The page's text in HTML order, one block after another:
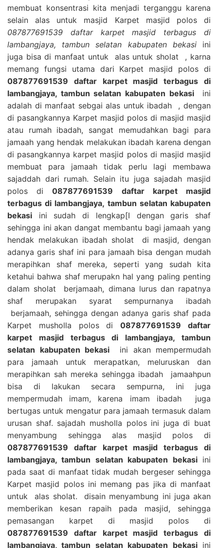
membuat konsentrasi kita menjadi terganggu karena
selain alas untuk masjid Karpet masjid polos di
087877691539 daftar karpet masjid terbagus di
lambangjaya, tambun selatan kabupaten bekasiini
juga bisa di manfaat untuk alas untuk sholat , karna
memang fungsi utama dari Karpet masjid polos di
087877691539 daftar karpet masjid terbagus di
lambangjaya, tambun selatan kabupaten bekasiini
adalah di manfaat sebgai alas untuk ibadah , dengan
di pasangkannya Karpet masjid polos di masjid masjid
atau rumah ibadah, sangat memudahkan bagi para
jamaah yang hendak melakukan ibadah karena dengan
di pasangkannya karpet masjid polos di masjid masjid
membuat para jamaah tidak perlu lagi membawa
sajaddah dari rumah. Selain itu juga sajadah masjid
polos di087877691539 daftar karpet masjid
terbagus di lambangjaya, tambun selatan kabupaten
bekasi ini sudah di lengkap[I dengan garis shaf
sehingga ini akan dangat membantu bagi jamaah yang
hendak melakukan ibadah sholat di masjid, dengan
adanya garis shaf ini para jamaah bisa dengan mudah
merapihkan shaf mereka, seperti yang sudah kita
ketahui bahwa shaf merupakn hal yang paling penting
dalam sholat berjamaah, dimana lurus dan rapatnya
shaf merupakan syarat sempurnanya ibadah
berjamaah, sehingga dengan adanya garis shaf pada
Karpet musholla polos di087877691539 daftar
karpet masjid terbagus di lambangjaya, tambun
selatan kabupaten bekasi ini akan mempermudah
para jamaah untuk merapatkan, meluruskan dan
merapihkan sah mereka sehingga ibadah jamaahpun
bisa di lakukan secara sempurna, ini juga
mempermudah imam, karena imam ibadah juga
bertugas untuk mengatur para jamaah termasuk dalam
urusan shaf. sajadah musholla polos ini juga di buat
menyambung sehingga alas masjid polos di
087877691539 daftar karpet masjid terbagus di
lambangjaya, tambun selatan kabupaten bekasiini
pada saat di manfaat tidak mudah bergeser sehingga
Karpet masjid polos ini memang pas jika di manfaat
untuk alas sholat. disain menyambung ini juga akan
memberikan kesan rapaih pada masjid, sehingga
pemasangan karpet di masjid polos di
087877691539 daftar karpet masjid terbagus di
lambangjaya, tambun selatan kabupaten bekasiini